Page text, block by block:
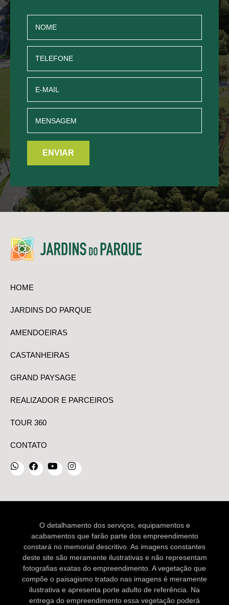
HOME
JARDINS DO PARQUE
AMENDOEIRAS
CASTANHEIRAS
GRAND PAYSAGE
REALIZADOR E PARCEIROS
TOUR 360
CONTATO
O detalhamento dos serviços, equipamentos e
acabamentos que farão parte dos empreendimento
constará no memorial descritivo. As imagens constantes
deste site são meramente ilustrativas e não representam
fotografias exatas do empreendimento. A vegetação que
compõe o paisagismo tratado nas imagens é meramente
ilustrativa e apresenta porte adulto de referência. Na
entrega do empreendimento essa vegetação poderá